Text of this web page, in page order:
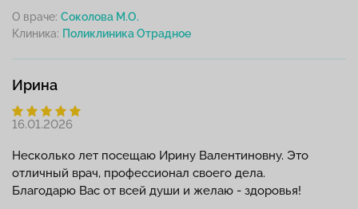
О враче: Соколова М.О.
Клиника:
Ирина
16.01.2026
Несколько лет посещаю Ирину Валентиновну. Это
отличный врач, профессионал своего дела.
Благодарю Вас от всей души и желаю - здоровья!